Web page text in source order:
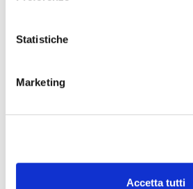
Statistiche
Marketing
Accetta tutti
pianoforte digitale